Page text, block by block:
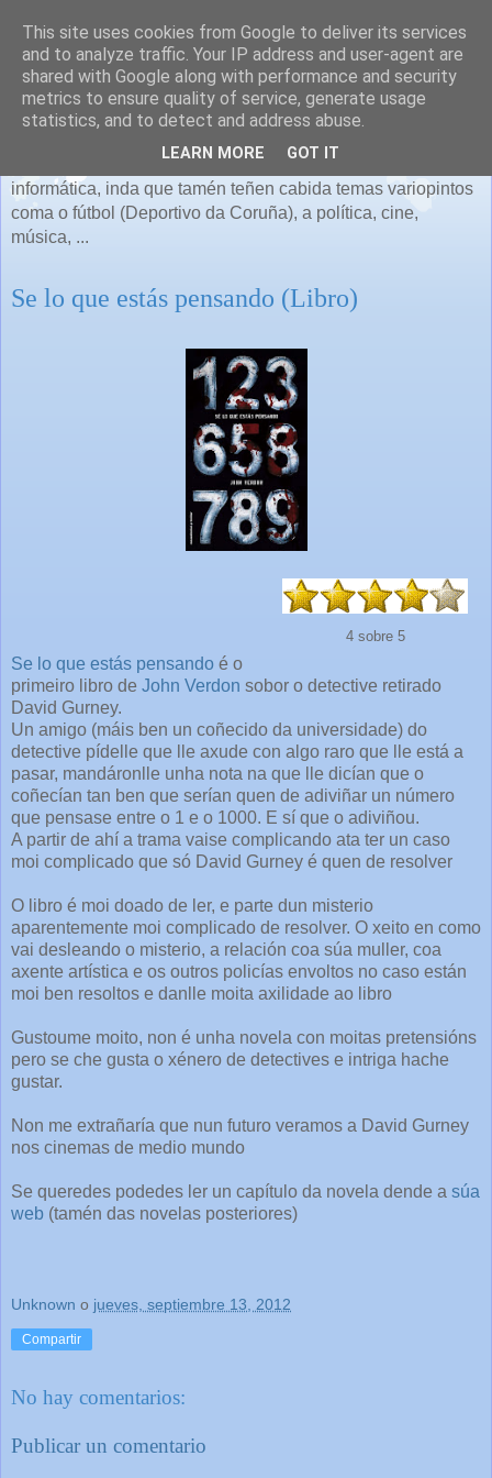
As miñas cousas
Falaremos de todo o que se nos ocurra, principalmente de
informática, inda que tamén teñen cabida temas variopintos
coma o fútbol (Deportivo da Coruña), a política, cine,
música, ...
Se lo que estás pensando (Libro)
4 sobre 5
Se lo que estás pensando é o
primeiro libro de John Verdon sobor o detective retirado
David Gurney.
Un amigo (máis ben un coñecido da universidade) do
detective pídelle que lle axude con algo raro que lle está a
pasar, mandáronlle unha nota na que lle dicían que o
coñecían tan ben que serían quen de adiviñar un número
que pensase entre o 1 e o 1000. E sí que o adiviñou.
A partir de ahí a trama vaise complicando ata ter un caso
moi complicado que só David Gurney é quen de resolver
O libro é moi doado de ler, e parte dun misterio
aparentemente moi complicado de resolver. O xeito en como
vai desleando o misterio, a relación coa súa muller, coa
axente artística e os outros policías envoltos no caso están
moi ben resoltos e danlle moita axilidade ao libro
Gustoume moito, non é unha novela con moitas pretensións
pero se che gusta o xénero de detectives e intriga hache
gustar.
Non me extrañaría que nun futuro veramos a David Gurney
nos cinemas de medio mundo
Se queredes podedes ler un capítulo da novela dende a súa
web (tamén das novelas posteriores)
Unknown o jueves, septiembre 13, 2012
Compartir
No hay comentarios:
Publicar un comentario
This site uses cookies from Google to deliver its services
and to analyze traffic. Your IP address and user-agent are
shared with Google along with performance and security
metrics to ensure quality of service, generate usage
statistics, and to detect and address abuse.
LEARN MORE GOT IT